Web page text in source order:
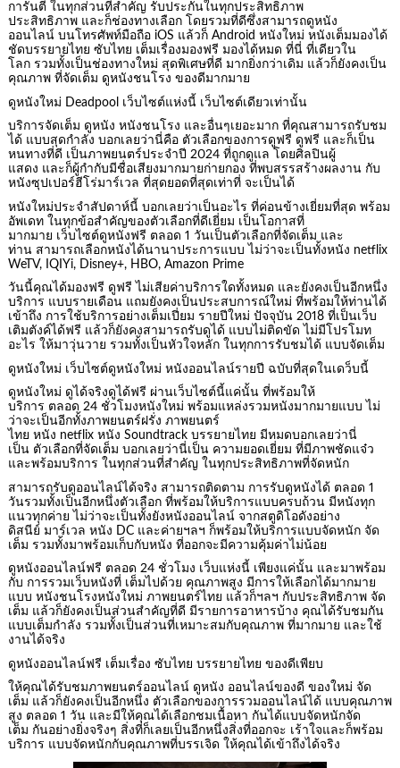
การันตี ในทุกส่วนที่สำคัญ รับประกันในทุกประสิทธิภาพ
ประสิทธิภาพ และก็ช่องทางเลือก โดยรวมที่ดีซึ่งสามารถดูหนัง
ออนไลน์ บนโทรศัพท์มือถือ iOS แล้วก็ Android หนังใหม่ หนังเต็มมองได้
ชัดบรรยายไทย ซับไทย เต็มเรื่องมองฟรี มองได้หมด ที่นี่ ที่เดียวใน
โลก รวมทั้งเป็นช่องทางใหม่ สุดพิเศษที่ดี มากยิ่งกว่าเดิม แล้วก็ยังคงเป็น
คุณภาพ ที่จัดเต็ม ดูหนังชนโรง ของดีมากมาย
ดูหนังใหม่ Deadpool เว็บไซต์แห่งนี้ เว็บไซต์เดียวเท่านั้น
บริการจัดเต็ม ดูหนัง หนังชนโรง และอื่นๆเยอะมาก ที่คุณสามารถรับชม
ได้ แบบสุดกำลัง บอกเลยว่านี่คือ ตัวเลือกของการดูฟรี ดูฟรี และก็เป็น
หนทางที่ดี เป็นภาพยนตร์ประจำปี 2024 ที่ถูกดูแล โดยศิลปินผู้
แสดง และก็ผู้กำกับมีชื่อเสียงมากมายก่ายกอง ที่พบสรรสร้างผลงาน กับ
หนังซุปเปอร์ฮีโร่มาร์เวล ที่สุดยอดที่สุดเท่าที่ จะเป็นได้
หนังใหม่ประจำสัปดาห์นี้ บอกเลยว่าเป็นอะไร ที่ค่อนข้างเยี่ยมที่สุด พร้อม
อัพเดท ในทุกข้อสำคัญของตัวเลือกที่ดีเยี่ยม เป็นโอกาสที่
มากมาย เว็บไซต์ดูหนังฟรี ตลอด 1 วันเป็นตัวเลือกที่จัดเต็ม และ
ท่าน สามารถเลือกหนังได้นานาประการแบบ ไม่ว่าจะเป็นทั้งหนัง netflix
WeTV, IQIYi, Disney+, HBO, Amazon Prime
วันนี้คุณได้มองฟรี ดูฟรี ไม่เสียค่าบริการใดทั้งหมด และยังคงเป็นอีกหนึ่ง
บริการ แบบรายเดือน แถมยังคงเป็นประสบการณ์ใหม่ ที่พร้อมให้ท่านได้
เข้าถึง การใช้บริการอย่างเต็มเปี่ยม รายปีใหม่ ปัจจุบัน 2018 ที่เป็นเว็บ
เติมตังค์ได้ฟรี แล้วก็ยังคงสามารถรับดูได้ แบบไม่ติดขัด ไม่มีโปรโมท
อะไร ให้มาวุ่นวาย รวมทั้งเป็นหัวใจหลัก ในทุกการรับชมได้ แบบจัดเต็ม
ดูหนังใหม่ เว็บไซต์ดูหนังใหม่ หนังออนไลน์รายปี ฉบับที่สุดในเดว็บนี้
ดูหนังใหม่ ดูได้จริงดูได้ฟรี ผ่านเว็บไซต์นี้แค่นั้น ที่พร้อมให้
บริการ ตลอด 24 ชั่วโมงหนังใหม่ พร้อมแหล่งรวมหนังมากมายแบบ ไม่
ว่าจะเป็นอีกทั้งภาพยนตร์ฝรั่ง ภาพยนตร์
ไทย หนัง netflix หนัง Soundtrack บรรยายไทย มีหมดบอกเลยว่านี่
เป็น ตัวเลือกที่จัดเต็ม บอกเลยว่านี่เป็น ความยอดเยี่ยม ที่มีภาพชัดแจ๋ว
และพร้อมบริการ ในทุกส่วนที่สำคัญ ในทุกประสิทธิภาพที่จัดหนัก
สามารถรับดูออนไลน์ได้จริง สามารถติดตาม การรับดูหนังได้ ตลอด 1
วันรวมทั้งเป็นอีกหนึ่งตัวเลือก ที่พร้อมให้บริการแบบครบถ้วน มีหนังทุก
แนวทุกค่าย ไม่ว่าจะเป็นทั้งยังหนังออนไลน์ จากสตูดิโอดังอย่าง
ดิสนีย์ มาร์เวล หนัง DC และค่ายฯลฯ ก็พร้อมให้บริการแบบจัดหนัก จัด
เต็ม รวมทั้งมาพร้อมเก็บกับหนัง ที่ออกจะมีความคุ้มค่าไม่น้อย
ดูหนังออนไลน์ฟรี ตลอด 24 ชั่วโมง เว็บแห่งนี้ เพียงแค่นั้น และมาพร้อม
กับ การรวมเว็บหนังที่ เต็มไปด้วย คุณภาพสูง มีการให้เลือกได้มากมาย
แบบ หนังชนโรงหนังใหม่ ภาพยนตร์ไทย แล้วก็ฯลฯ กับประสิทธิภาพ จัด
เต็ม แล้วก็ยังคงเป็นส่วนสำคัญที่ดี มีรายการอาหารบ้าง คุณได้รับชมกัน
แบบเต็มกำลัง รวมทั้งเป็นส่วนที่เหมาะสมกับคุณภาพ ที่มากมาย และใช้
งานได้จริง
ดูหนังออนไลน์ฟรี เต็มเรื่อง ซับไทย บรรยายไทย ของดีเพียบ
ให้คุณได้รับชมภาพยนตร์ออนไลน์ ดูหนัง ออนไลน์ของดี ของใหม่ จัด
เต็ม แล้วก็ยังคงเป็นอีกหนึ่ง ตัวเลือกของการรวมออนไลน์ได้ แบบคุณภาพ
สูง ตลอด 1 วัน และมีให้คุณได้เลือกชมเนื้อหา กันได้แบบจัดหนักจัด
เต็ม กันอย่างยิ่งจริงๆ สิ่งที่ก็เลยเป็นอีกหนึ่งสิ่งที่ออกจะ เร้าใจและก็พร้อม
บริการ แบบจัดหนักกับคุณภาพที่บรรเจิด ให้คุณได้เข้าถึงได้จริง